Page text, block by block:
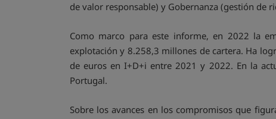
de valor responsable) y Gobernanza (gestión de
Como marco para este informe, en 2022 la
explotación y 8.258,3 millones de cartera. Ha
de euros en I+D+i entre 2021 y 2022. En la
Portugal.
Sobre los avances en los compromisos que